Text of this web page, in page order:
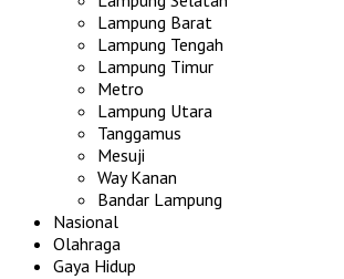
Lampung Barat
Lampung Tengah
Lampung Timur
Metro
Lampung Utara
Tanggamus
Mesuji
Way Kanan
Bandar Lampung
Nasional
Olahraga
Gaya Hidup